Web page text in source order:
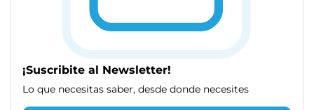
¡Suscribite al Newsletter!
Lo que necesitas saber, desde donde necesites